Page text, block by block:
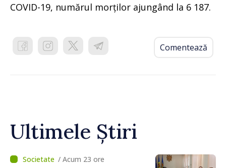
COVID-19, numărul morților ajungând la 6 187.
Comentează
Ultimele Știri
/ Acum 23 ore